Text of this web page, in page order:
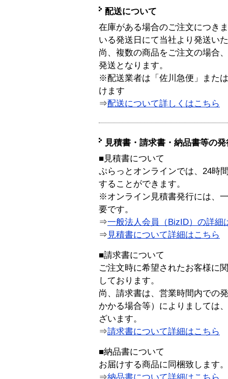
配送について
在庫がある場合のご注文につき
いる発送日にて当社より発送い
尚、複数の商品をご注文の場合
発送となります。
※配送業者は「佐川急便」また
けます
⇒配送について詳しくはこちら
見積書・請求書・納品書等の
■見積書について
ぷらっとオンラインでは、24時
することができます。
※オンライン見積書発行には、
要です。
⇒一般法人会員（BizID）の詳細
⇒ 見積書について詳細はこちら
■請求書について
ご注文時に希望されたお客様に
しております。
尚、請求書は、営業時間内での
かかる場合等）によりましては
ざいます。
⇒請求書について詳細はこちら
■納品書について
お届けする商品に同梱致します。